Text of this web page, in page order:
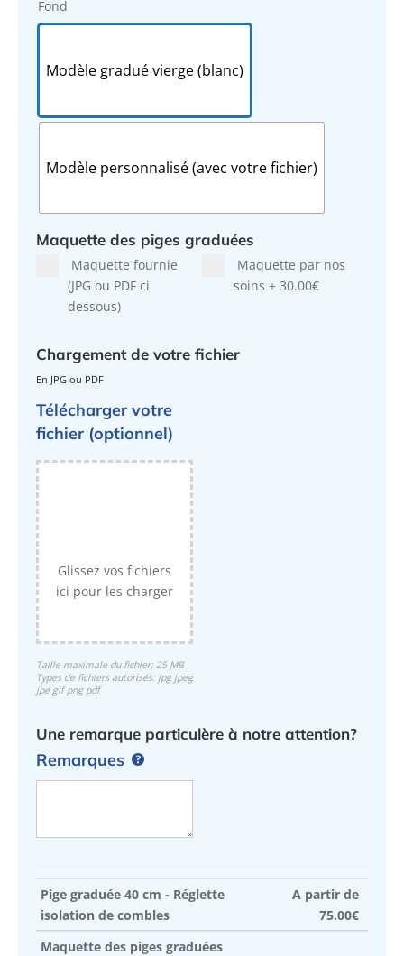
Fond
Modèle gradué vierge (blanc)
Modèle personnalisé (avec votre fichier)
Maquette des piges graduées
Maquette fournie
(JPG ou PDF ci
dessous)
Maquette par nos
soins + 30.00€
Chargement de votre fichier
En JPG ou PDF
Télécharger votre
fichier (optionnel)
Glissez vos fichiers
ici pour les charger
Taille maximale du fichier: 25 MB
Types de fichiers autorisés: jpg jpeg
jpe gif png pdf
Une remarque particulère à notre attention?
Remarques
Pige graduée 40 cm - Réglette
isolation de combles
A partir de
75.00€
Maquette des piges graduées